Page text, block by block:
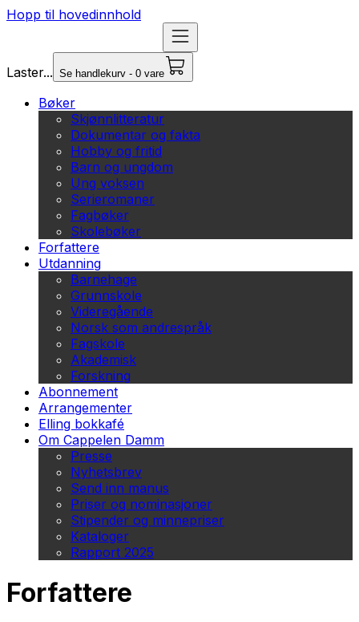
Hopp til hovedinnhold
Laster... Se handlekurv - 0 vare
Bøker
Skjønnlitteratur
Dokumentar og fakta
Hobby og fritid
Barn og ungdom
Ung voksen
Serieromaner
Fagbøker
Skolebøker
Forfattere
Utdanning
Barnehage
Grunnskole
Videregående
Norsk som andrespråk
Fagskole
Akademisk
Forskning
Abonnement
Arrangementer
Elling bokkafé
Om Cappelen Damm
Presse
Nyhetsbrev
Send inn manus
Priser og nominasjoner
Stipender og minnepriser
Kataloger
Rapport 2025
Forfattere